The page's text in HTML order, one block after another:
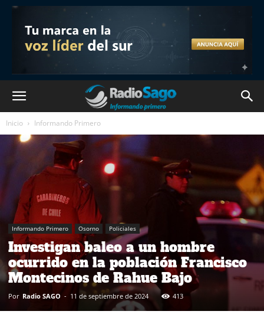
Inicio Informando Primero
Informando Primero Osorno Policiales
Investigan baleo a un hombre
ocurrido en la población Francisco
Montecinos de Rahue Bajo
Por Radio SAGO - 11 de septiembre de 2024 413